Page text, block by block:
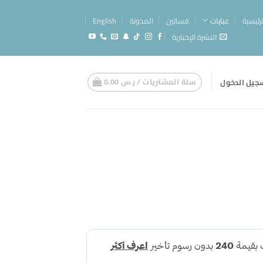
عبايات فساتين المدونة
English
النشرة الإخبارية
الدخول سلة المشتريات /ر.س